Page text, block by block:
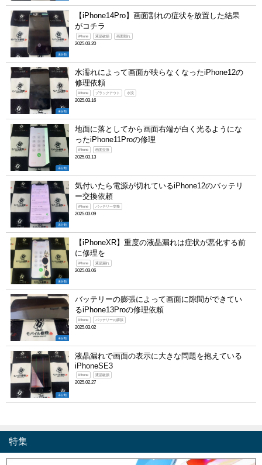
未分類
【iPhone14Pro】画面割れの症状を放置した結果
がコチラ
iPhone 液晶破損 画面割れ
2025.03.20
未分類
水濡れによって画面が映らなくなったiPhone12の
修理依頼
iPhone ブラックアウト 水没
2025.03.16
未分類
地面に落としてから画面右端が白く光るようにな
ったiPhone11Proの修理
iPhone 画面交換
2025.03.13
未分類
気付いたら電源が切れているiPhone12のバッテリ
ー交換依頼
iPhone バッテリー交換
2025.03.09
未分類
【iPhoneXR】重度の液晶漏れは症状が悪化する前
に修理を
iPhone 液晶漏れ
2025.03.06
未分類
バッテリーの膨張によって画面に隙間ができてい
るiPhone13Proの修理依頼
iPhone バッテリーの膨張
2025.03.02
未分類
液晶漏れで画面の表示に大きな問題を抱えている
iPhoneSE3
iPhone 液晶破損
2025.02.27
特集